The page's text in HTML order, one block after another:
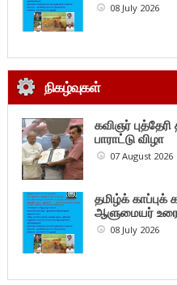
08 July 2026
நிகழ்வுகள்
கவிஞர்
பாராட்டு விழா
07 August 2026
தமிழ்க்
ஆளுமையர்
08 July 2026